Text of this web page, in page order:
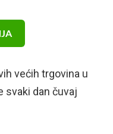
većih trgovina u
svaki dan čuvaj